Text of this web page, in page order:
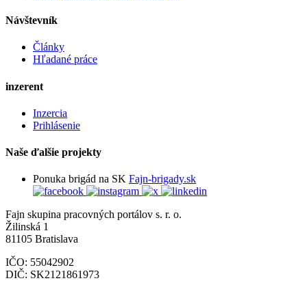
Návštevník
Články
Hľadané práce
inzerent
Inzercia
Prihlásenie
Naše ďalšie projekty
Ponuka brigád na SK Fajn-brigady.sk
Fajn skupina pracovných portálov s. r. o.
Žilinská 1
81105 Bratislava
IČO: 55042902
DIČ: SK2121861973